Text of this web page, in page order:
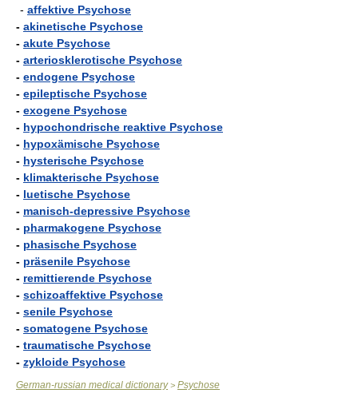
- affektive Psychose
- akinetische Psychose
- akute Psychose
- arteriosklerotische Psychose
- endogene Psychose
- epileptische Psychose
- exogene Psychose
- hypochondrische reaktive Psychose
- hypoxämische Psychose
- hysterische Psychose
- klimakterische Psychose
- luetische Psychose
- manisch-depressive Psychose
- pharmakogene Psychose
- phasische Psychose
- präsenile Psychose
- remittierende Psychose
- schizoaffektive Psychose
- senile Psychose
- somatogene Psychose
- traumatische Psychose
- zykloide Psychose
German-russian medical dictionary> Psychose